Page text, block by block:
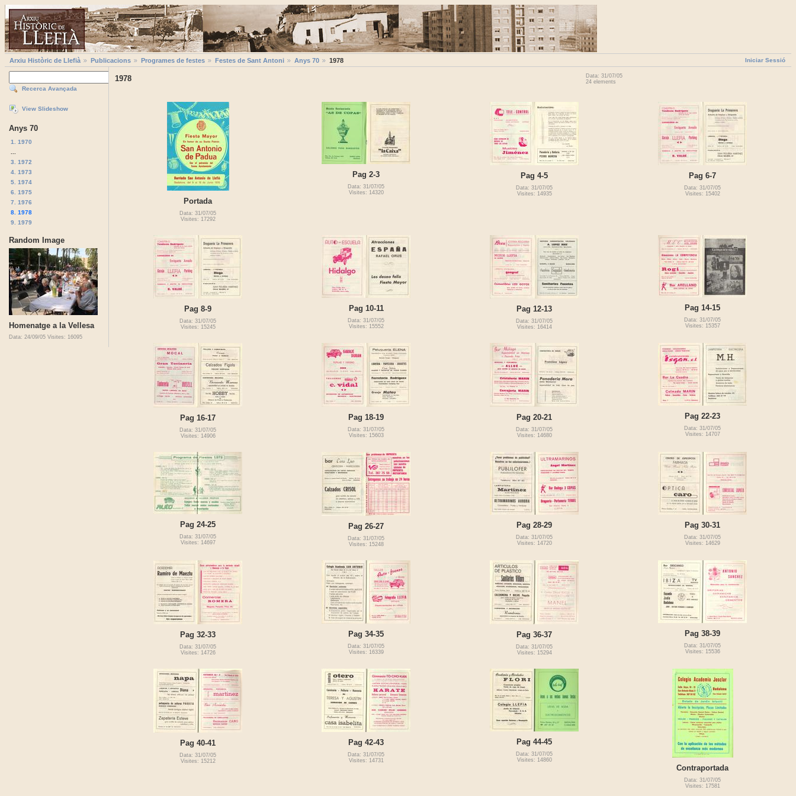
Iniciar Sessió
Arxiu Històric de Llefià Publicacions Programes de festes Festes de Sant Antoni Anys 70 1978
Recerca Avançada
View Slideshow
Anys 70
1. 1970
3. 1972
4. 1973
5. 1974
6. 1975
7. 1976
8. 1978
9. 1979
Random Image
Homenatge a la Vellesa
Data: 24/09/05 Visites: 16095
1978
Data: 31/07/05
24 elements
Portada
Data: 31/07/05
Visites: 17292
Pag 2-3
Data: 31/07/05
Visites: 14320
Pag 4-5
Data: 31/07/05
Visites: 14935
Pag 6-7
Data: 31/07/05
Visites: 15402
Pag 8-9
Data: 31/07/05
Visites: 15245
Pag 10-11
Data: 31/07/05
Visites: 15552
Pag 12-13
Data: 31/07/05
Visites: 16414
Pag 14-15
Data: 31/07/05
Visites: 15357
Pag 16-17
Data: 31/07/05
Visites: 14906
Pag 18-19
Data: 31/07/05
Visites: 15603
Pag 20-21
Data: 31/07/05
Visites: 14680
Pag 22-23
Data: 31/07/05
Visites: 14707
Pag 24-25
Data: 31/07/05
Visites: 14697
Pag 26-27
Data: 31/07/05
Visites: 15248
Pag 28-29
Data: 31/07/05
Visites: 14720
Pag 30-31
Data: 31/07/05
Visites: 14629
Pag 32-33
Data: 31/07/05
Visites: 14726
Pag 34-35
Data: 31/07/05
Visites: 16339
Pag 36-37
Data: 31/07/05
Visites: 15294
Pag 38-39
Data: 31/07/05
Visites: 15536
Pag 40-41
Data: 31/07/05
Visites: 15212
Pag 42-43
Data: 31/07/05
Visites: 14731
Pag 44-45
Data: 31/07/05
Visites: 14860
Contraportada
Data: 31/07/05
Visites: 17581